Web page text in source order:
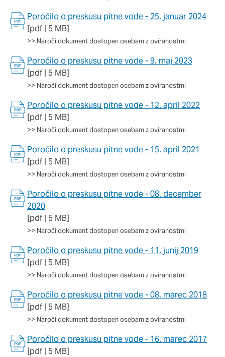
Poročilo o preskusu pitne vode - 25. januar 2024
[pdf | 5 MB]
>> Naroči dokument dostopen osebam z oviranostmi
Poročilo o preskusu pitne vode - 9. maj 2023
[pdf | 5 MB]
>> Naroči dokument dostopen osebam z oviranostmi
Poročilo o preskusu pitne vode - 12. april 2022
[pdf | 5 MB]
>> Naroči dokument dostopen osebam z oviranostmi
Poročilo o preskusu pitne vode - 15. april 2021
[pdf | 5 MB]
>> Naroči dokument dostopen osebam z oviranostmi
Poročilo o preskusu pitne vode - 08. december
2020
[pdf | 5 MB]
>> Naroči dokument dostopen osebam z oviranostmi
Poročilo o preskusu pitne vode - 11. junij 2019
[pdf | 5 MB]
>> Naroči dokument dostopen osebam z oviranostmi
Poročilo o preskusu pitne vode - 08. marec 2018
[pdf | 5 MB]
>> Naroči dokument dostopen osebam z oviranostmi
Poročilo o preskusu pitne vode - 16. marec 2017
[pdf | 5 MB]
naših sistemih ni mogoče izklopiti. Običajno so nastavljeni
samo kot odziv na vaša dejanja, ki vodijo do storitvenih zahtev,
na primer nastavitev zasebnosti, prijava ali izpolnjevanje
piškotke ali vas opozori na njih. V tem primeru nekateri deli
spletnega mesta ne bodo delovali.
S temi piškotki štejemo obiske in izvor prometa, da lahko
merimo in izboljšamo učinkovitost delovanja našega spletnega
mesta. Z njimi prepoznamo, katera mesta so najbolj in najmanj
priljubljena, in opazujemo, kako se obiskovalci pomikajo po
spletnem mestu. Podatki, ki jih piškotki zbirajo, so združeni in
anonimni. Če uporabo teh piškotkov zavrnete, ne bomo vedeli,
kdaj ste obiskali naše spletno mesto.
Piškotki za ciljno usmerjenost
Te piškotke nastavijo naši oglaševalski partnerji. Partnerska
oglaševalska podjetja jih lahko uporabljajo za izdelavo profila
oglasov na drugih spletnih mestih. Pri delu uporabljajo
edinstveno prepoznavanje vašega brskalnika in naprave. Če
zavrnete uporabo teh piškotkov, ne boste deležni našega
ciljnega spletnega oglaševanja.